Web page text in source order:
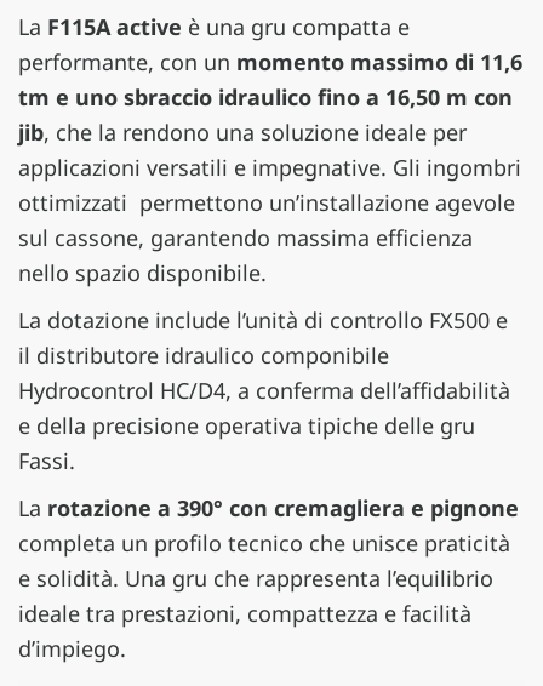
La F115A active è una gru compatta e
performante, con un momento massimo di 11,6
tm e uno sbraccio idraulico fino a 16,50 m con
jib, che la rendono una soluzione ideale per
applicazioni versatili e impegnative. Gli ingombri
ottimizzati permettono un’installazione agevole
sul cassone, garantendo massima efficienza
nello spazio disponibile.
La dotazione include l’unità di controllo FX500 e
il distributore idraulico componibile
Hydrocontrol HC/D4, a conferma dell’affidabilità
e della precisione operativa tipiche delle gru
Fassi.
La rotazione a 390° con cremagliera e pignone
completa un profilo tecnico che unisce praticità
e solidità. Una gru che rappresenta l’equilibrio
ideale tra prestazioni, compattezza e facilità
d’impiego.